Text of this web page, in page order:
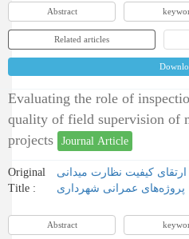
Abstract
Related articles
Evaluating the role of
quality of field supervision of
projects
Journal Article
Original
Title :
ارتقای کیفیت نظارت میدانی
پروژه‌های عمرانی شهرداری
Abstract